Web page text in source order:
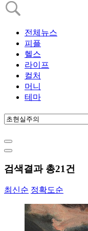
전체뉴스
피플
헬스
라이프
컬처
머니
테마
검색결과 총21건
최신순 정확도순